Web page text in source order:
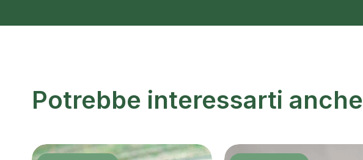
Potrebbe interessarti anche